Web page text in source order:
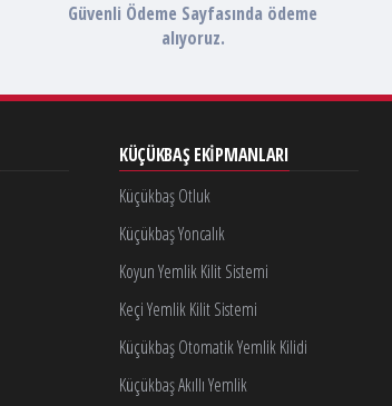
Güvenli Ödeme Sayfasında ödeme
alıyoruz.
KÜÇÜKBAŞ EKIPMANLARI
Küçükbaş Otluk
Küçükbaş Yoncalık
Koyun Yemlik Kilit Sistemi
Keçi Yemlik Kilit Sistemi
Küçükbaş Otomatik Yemlik Kilidi
Küçükbaş Akıllı Yemlik